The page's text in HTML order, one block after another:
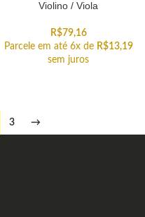
Violino / Viola
R$79,16
Parcele em até 6x de R$13,19
sem juros
3 →